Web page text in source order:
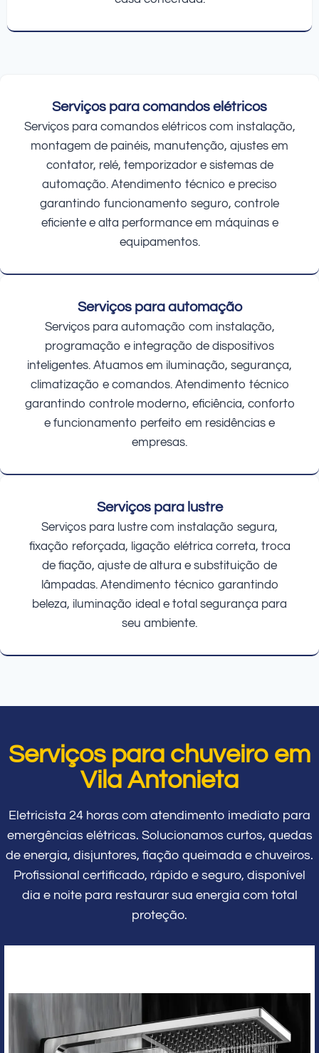
Serviços para comandos elétricos
Serviços para comandos elétricos com instalação,
montagem de painéis, manutenção, ajustes em
contator, relé, temporizador e sistemas de
automação. Atendimento técnico e preciso
garantindo funcionamento seguro, controle
eficiente e alta performance em máquinas e
equipamentos.
Serviços para automação
Serviços para automação com instalação,
programação e integração de dispositivos
inteligentes. Atuamos em iluminação, segurança,
climatização e comandos. Atendimento técnico
garantindo controle moderno, eficiência, conforto
e funcionamento perfeito em residências e
empresas.
Serviços para lustre
Serviços para lustre com instalação segura,
fixação reforçada, ligação elétrica correta, troca
de fiação, ajuste de altura e substituição de
lâmpadas. Atendimento técnico garantindo
beleza, iluminação ideal e total segurança para
seu ambiente.
Serviços para chuveiro em
Vila Antonieta
Eletricista 24 horas com atendimento imediato para
emergências elétricas. Solucionamos curtos, quedas
de energia, disjuntores, fiação queimada e chuveiros.
Profissional certificado, rápido e seguro, disponível
dia e noite para restaurar sua energia com total
proteção.